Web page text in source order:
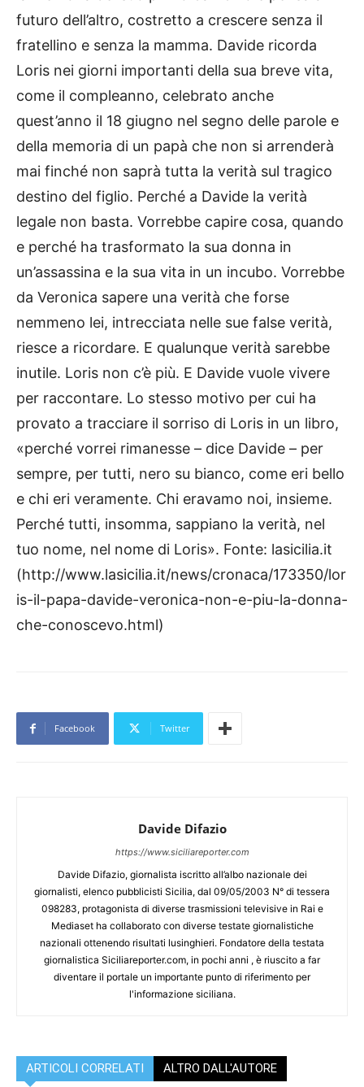
futuro dell’altro, costretto a crescere senza il
fratellino e senza la mamma. Davide ricorda
Loris nei giorni importanti della sua breve vita,
come il compleanno, celebrato anche
quest’anno il 18 giugno nel segno delle parole e
della memoria di un papà che non si arrenderà
mai finché non saprà tutta la verità sul tragico
destino del figlio. Perché a Davide la verità
legale non basta. Vorrebbe capire cosa, quando
e perché ha trasformato la sua donna in
un’assassina e la sua vita in un incubo. Vorrebbe
da Veronica sapere una verità che forse
nemmeno lei, intrecciata nelle sue false verità,
riesce a ricordare. E qualunque verità sarebbe
inutile. Loris non c’è più. E Davide vuole vivere
per raccontare. Lo stesso motivo per cui ha
provato a tracciare il sorriso di Loris in un libro,
«perché vorrei rimanesse – dice Davide – per
sempre, per tutti, nero su bianco, come eri bello
e chi eri veramente. Chi eravamo noi, insieme.
Perché tutti, insomma, sappiano la verità, nel
tuo nome, nel nome di Loris». Fonte: lasicilia.it
(http://www.lasicilia.it/news/cronaca/173350/lor
is-il-papa-davide-veronica-non-e-piu-la-donna-
che-conoscevo.html)
Facebook Twitter
Davide Difazio
https://www.siciliareporter.com
Davide Difazio, giornalista iscritto all’albo nazionale dei
giornalisti, elenco pubblicisti Sicilia, dal 09/05/2003 N° di tessera
098283, protagonista di diverse trasmissioni televisive in Rai e
Mediaset ha collaborato con diverse testate giornalistiche
nazionali ottenendo risultati lusinghieri. Fondatore della testata
giornalistica Siciliareporter.com, in pochi anni , è riuscito a far
diventare il portale un importante punto di riferimento per
l'informazione siciliana.
ARTICOLI CORRELATI ALTRO DALL'AUTORE